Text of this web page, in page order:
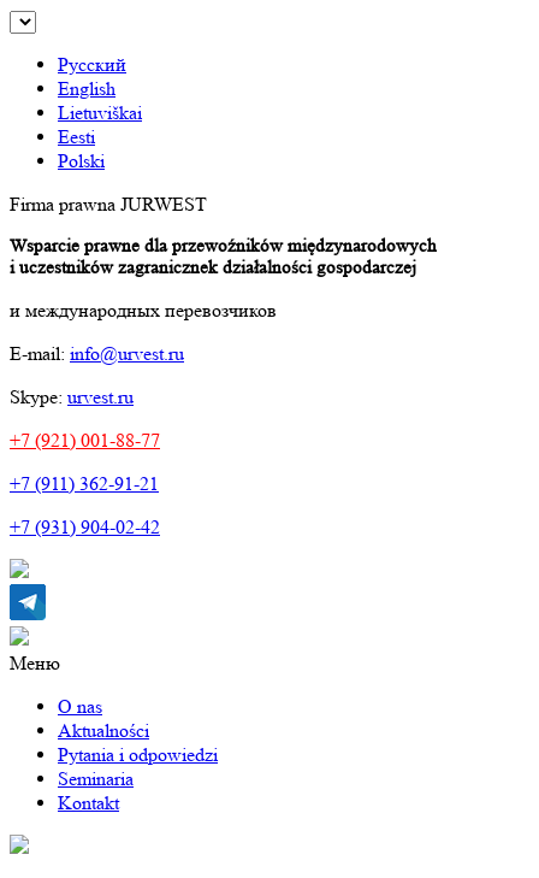
Русский
English
Lietuviškai
Eesti
Polski
Firma prawna JURWEST
Wsparcie prawne dla przewoźników międzynarodowych
i uczestników zagranicznek działalności gospodarczej
и международных перевозчиков
E-mail: info@urvest.ru
Skype: urvest.ru
+7 (921) 001-88-77
+7 (911) 362-91-21
+7 (931) 904-02-42
Меню
O nas
Aktualności
Pytania i odpowiedzi
Seminaria
Kontakt